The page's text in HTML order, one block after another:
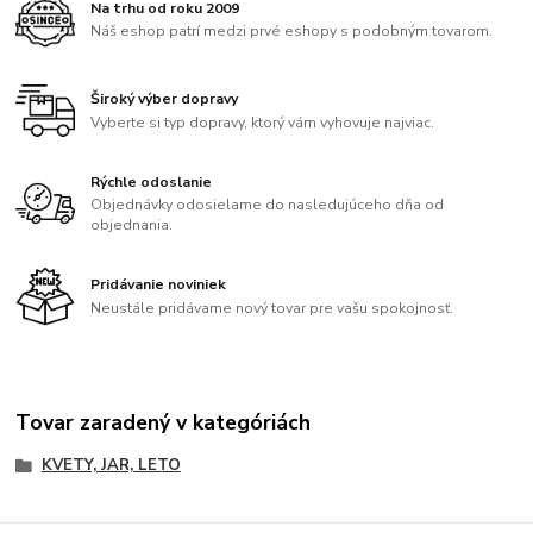
Na trhu od roku 2009
Náš eshop patrí medzi prvé eshopy s podobným tovarom.
Široký výber dopravy
Vyberte si typ dopravy, ktorý vám vyhovuje najviac.
Rýchle odoslanie
Objednávky odosielame do nasledujúceho dňa od
objednania.
Pridávanie noviniek
Neustále pridávame nový tovar pre vašu spokojnosť.
Tovar zaradený v kategóriách
KVETY, JAR, LETO